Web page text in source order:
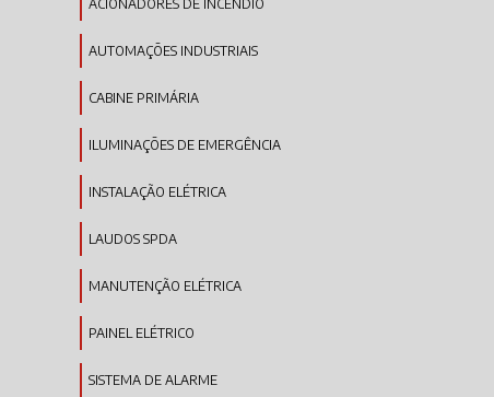
ACIONADORES DE INCÊNDIO
AUTOMAÇÕES INDUSTRIAIS
CABINE PRIMÁRIA
ILUMINAÇÕES DE EMERGÊNCIA
INSTALAÇÃO ELÉTRICA
LAUDOS SPDA
MANUTENÇÃO ELÉTRICA
PAINEL ELÉTRICO
SISTEMA DE ALARME